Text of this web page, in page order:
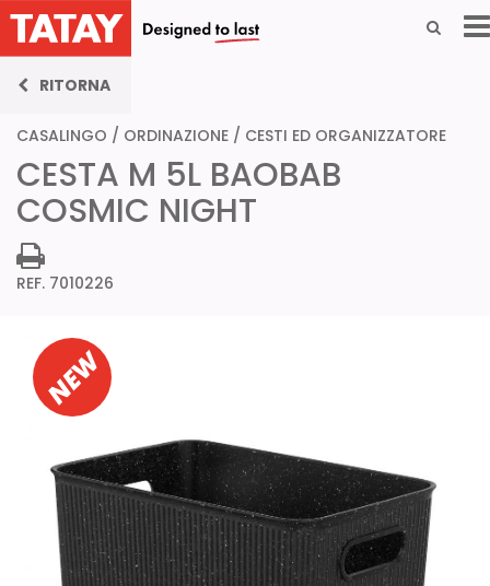
RITORNA
CASALINGO / ORDINAZIONE / CESTI ED ORGANIZZATORE
CESTA M 5L BAOBAB
COSMIC NIGHT
REF. 7010226